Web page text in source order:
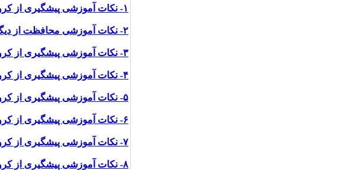
۱- نکات آموزشی پیشگیری از کرونا ویروس برای مراقبت از خود.
۲- نکات آموزشی محافظت از دیگران در صورت داشتن علائم تب و سرفه
۳- نکات آموزشی پیشگیری از کرونا ویروس در وسایل شخصی
۴- نکات آموزشی پیشگیری از کرونا ویروس در رستوران ها
۵- نکات آموزشی پیشگیری از کرونا ویروس در اداره ها
۶- نکات آموزشی پیشگیری از کرونا ویروس در اصناف
۷- نکات آموزشی پیشگیری از کرونا برای رانندگان تاکسی ها
۸- نکات آموزشی پیشگیری از کرونا ویروس در تاکسی و اتوبوس های داخل شهری